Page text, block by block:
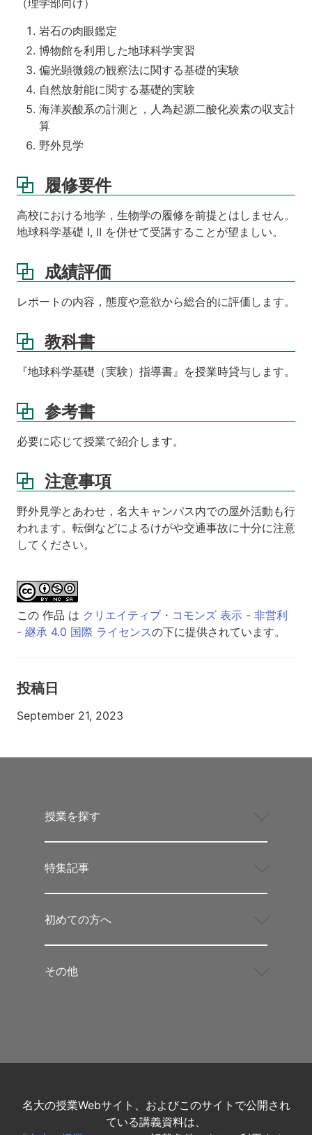
岩石の肉眼鑑定
博物館を利用した地球科学実習
偏光顕微鏡の観察法に関する基礎的実験
自然放射能に関する基礎的実験
海洋炭酸系の計測と，人為起源二酸化炭素の収支計
算
野外見学
履修要件
高校における地学，生物学の履修を前提とはしません。
地球科学基礎 I, II を併せて受講することが望ましい。
成績評価
レポートの内容，態度や意欲から総合的に評価します。
教科書
『地球科学基礎（実験）指導書』を授業時貸与します。
参考書
必要に応じて授業で紹介します。
注意事項
野外見学とあわせ，名大キャンパス内での屋外活動も行
われます。転倒などによるけがや交通事故に十分に注意
してください。
この 作品 は クリエイティブ・コモンズ 表示 - 非営利
- 継承 4.0 国際 ライセンスの下に提供されています。
投稿日
September 21, 2023
授業を探す
特集記事
初めての方へ
その他
名大の授業Webサイト、およびこのサイトで公開され
ている講義資料は、